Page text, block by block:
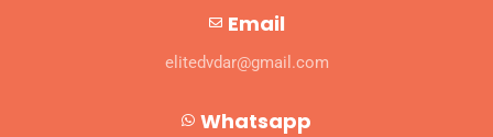
Email
elitedvdar@gmail.com
Whatsapp